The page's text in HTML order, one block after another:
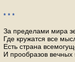
* * *
За пределами мира
Где кружатся все
Есть страна
И прообразов вечных